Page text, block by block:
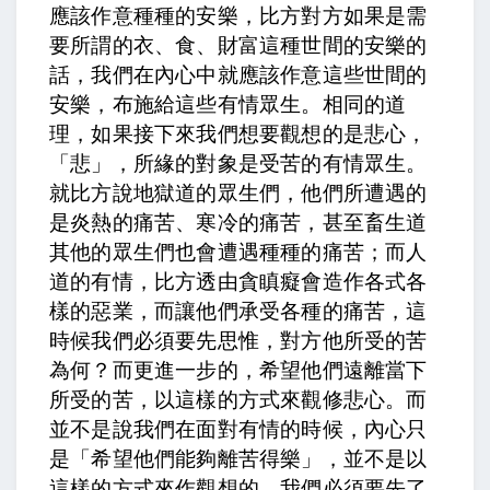
應該作意種種的安樂，比方對方如果是需
要所謂的衣、食、財富這種世間的安樂的
話，我們在內心中就應該作意這些世間的
安樂，布施給這些有情眾生。相同的道
理，如果接下來我們想要觀想的是悲心，
「悲」，所緣的對象是受苦的有情眾生。
就比方說地獄道的眾生們，他們所遭遇的
是炎熱的痛苦、寒冷的痛苦，甚至畜生道
其他的眾生們也會遭遇種種的痛苦；而人
道的有情，比方透由貪瞋癡會造作各式各
樣的惡業，而讓他們承受各種的痛苦，這
時候我們必須要先思惟，對方他所受的苦
為何？而更進一步的，希望他們遠離當下
所受的苦，以這樣的方式來觀修悲心。而
並不是說我們在面對有情的時候，內心只
是「希望他們能夠離苦得樂」，並不是以